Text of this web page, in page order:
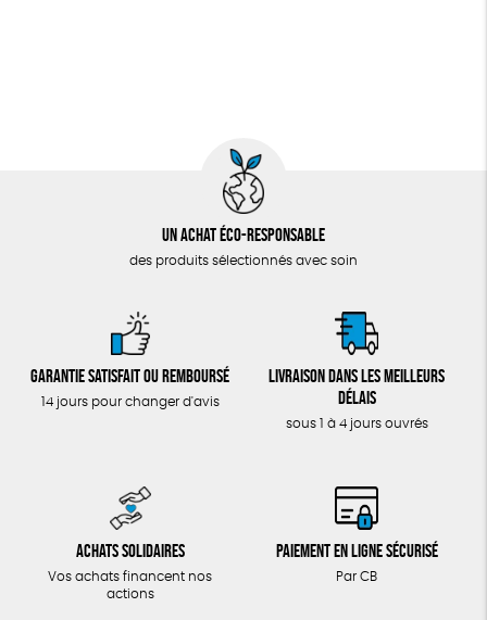
Un achat éco-responsable
des produits sélectionnés avec soin
Garantie satisfait ou remboursé
14 jours pour changer d'avis
Livraison dans les meilleurs
délais
sous 1 à 4 jours ouvrés
Achats solidaires
Vos achats financent nos
actions
Paiement en ligne sécurisé
Par CB